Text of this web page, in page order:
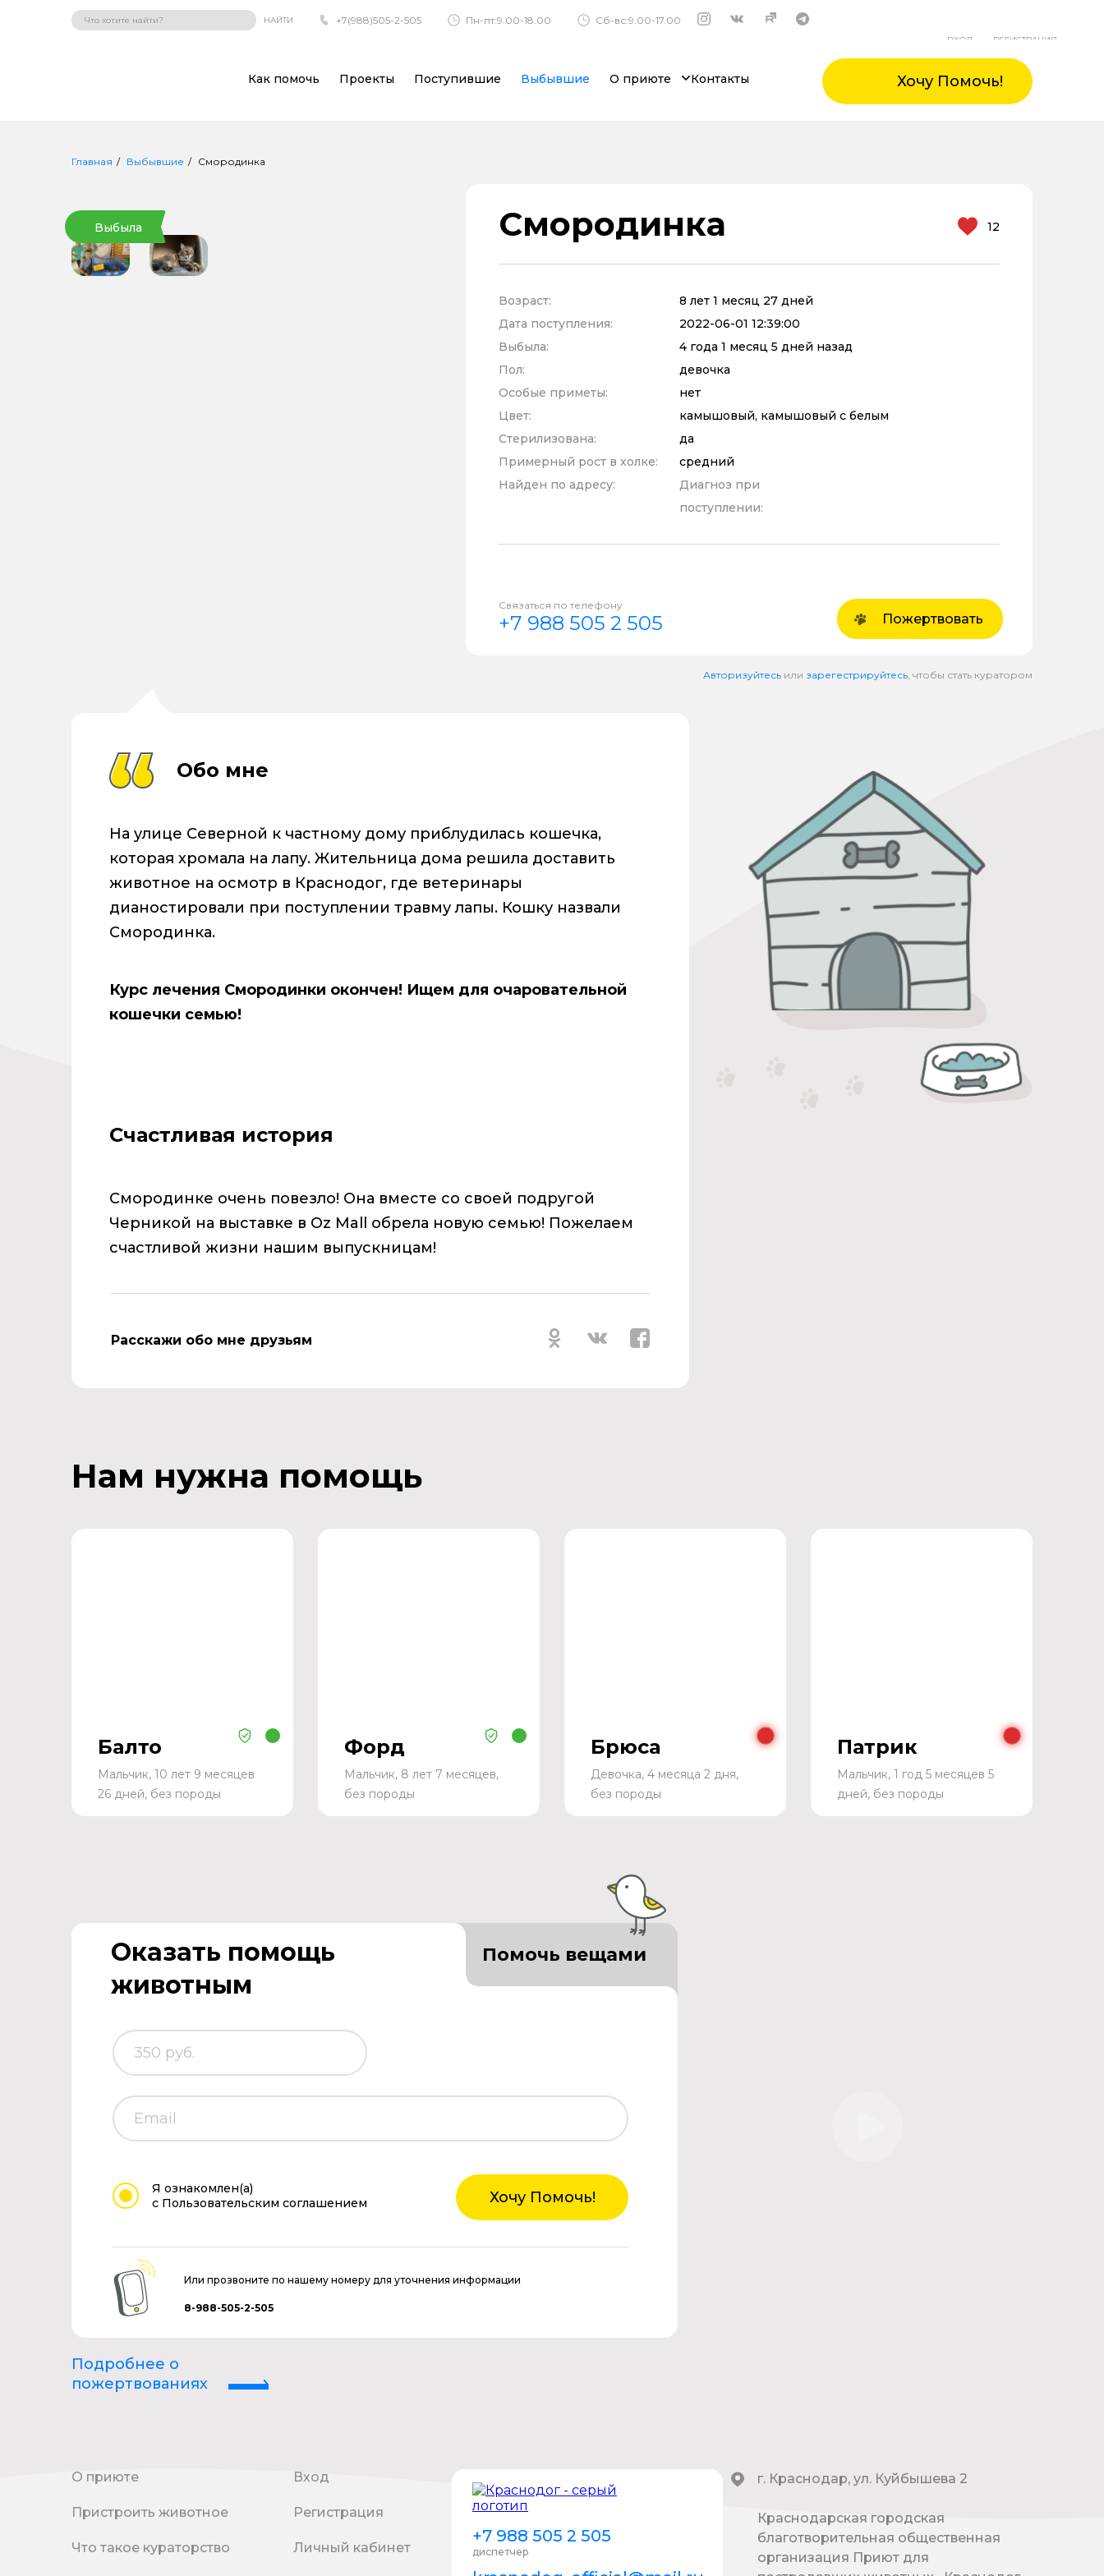
НАЙТИ +7(988)505-2-505 Пн-пт:9.00-18.00 Сб-вс:9.00-17.00
ВХОД РЕГИСТРАЦИЯ
Как помочь Проекты Поступившие Выбывшие О приюте Контакты Хочу Помочь!
Главная Выбывшие Смородинка
Выбыла Смородинка 12
Возраст:
8 лет 1 месяц 27 дней
Дата поступления:
2022-06-01 12:39:00
Выбыла:
4 года 1 месяц 5 дней назад
Пол:
девочка
Особые приметы:
нет
Цвет:
камышовый, камышовый с белым
Стерилизована:
да
Примерный рост в холке:
средний
Найден по адресу:
Диагноз при
поступлении:
Связаться по телефону
+7 988 505 2 505 Пожертвовать
Авторизуйтесь или зарегестрируйтесь , чтобы стать куратором
Обо мне
На улице Северной к частному дому приблудилась кошечка,
которая хромала на лапу. Жительница дома решила доставить
животное на осмотр в Краснодог, где ветеринары
дианостировали при поступлении травму лапы. Кошку назвали
Смородинка.
Курс лечения Смородинки окончен! Ищем для очаровательной
кошечки семью!
Счастливая история
Смородинке очень повезло! Она вместе со своей подругой
Черникой на выставке в Oz Mall обрела новую семью! Пожелаем
счастливой жизни нашим выпускницам!
Расскажи обо мне друзьям
Нам нужна помощь
Балто
Мальчик, 10 лет 9 месяцев
26 дней, без породы
Форд
Мальчик, 8 лет 7 месяцев,
без породы
Брюса
Девочка, 4 месяца 2 дня,
без породы
Патрик
Мальчик, 1 год 5 месяцев 5
дней, без породы
Оказать помощь
животным
Помочь вещами
Я ознакомлен(а)
с Пользовательским соглашением
Хочу Помочь!
Или прозвоните по нашему номеру для уточнения информации
8-988-505-2-505
Подробнее о
пожертвованиях
О приюте
Пристроить животное
Что такое кураторство
Вход
Регистрация
Личный кабинет
+7 988 505 2 505
диспетчер
г. Краснодар, ул. Куйбышева 2
Краснодарская городская
благотворительная общественная
организация Приют для